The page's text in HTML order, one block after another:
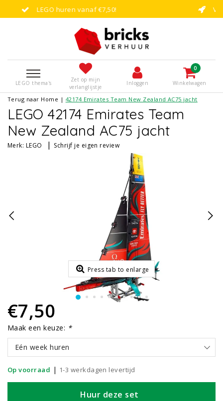
Vandaag besteld, binnen
LEGO thema's
Zet op mijn
verlanglijstje
Inloggen
0
Winkelwagen
Terug naar Home | 42174 Emirates Team New Zealand AC75 jacht
LEGO 42174 Emirates Team
New Zealand AC75 jacht
Merk: LEGO | Schrijf je eigen review
Press tab to enlarge
€7,50
Maak een keuze: *
Eén week huren
Op voorraad | 1-3 werkdagen levertijd
Huur deze set